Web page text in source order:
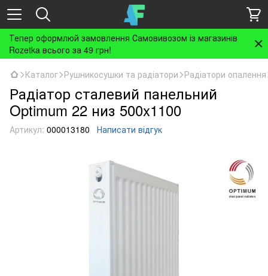
Тепер оформлюй замовлення Самовивозом із магазинів
Rozetka всього за 49 грн!
Каталог Рушникосушки та радіатори Радіатори опалення
Радіатор сталевий панельний
Optimum 22 низ 500x1100
Артикул: 000013180 Написати відгук